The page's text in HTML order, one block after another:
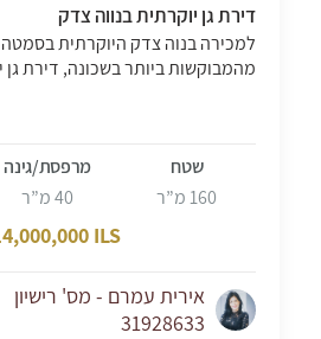
דירת גן יוקרתית בנווה צדק
למכירה בנוה צדק היוקרתית בסמטה
מהמבוקשות ביותר בשכונה, דירת גן יפייפיה,
שטח
160 מ”ר
מרפסת/גינה
40 מ”ר
ILS
אירית עמרם - מס' רישיון
31928633